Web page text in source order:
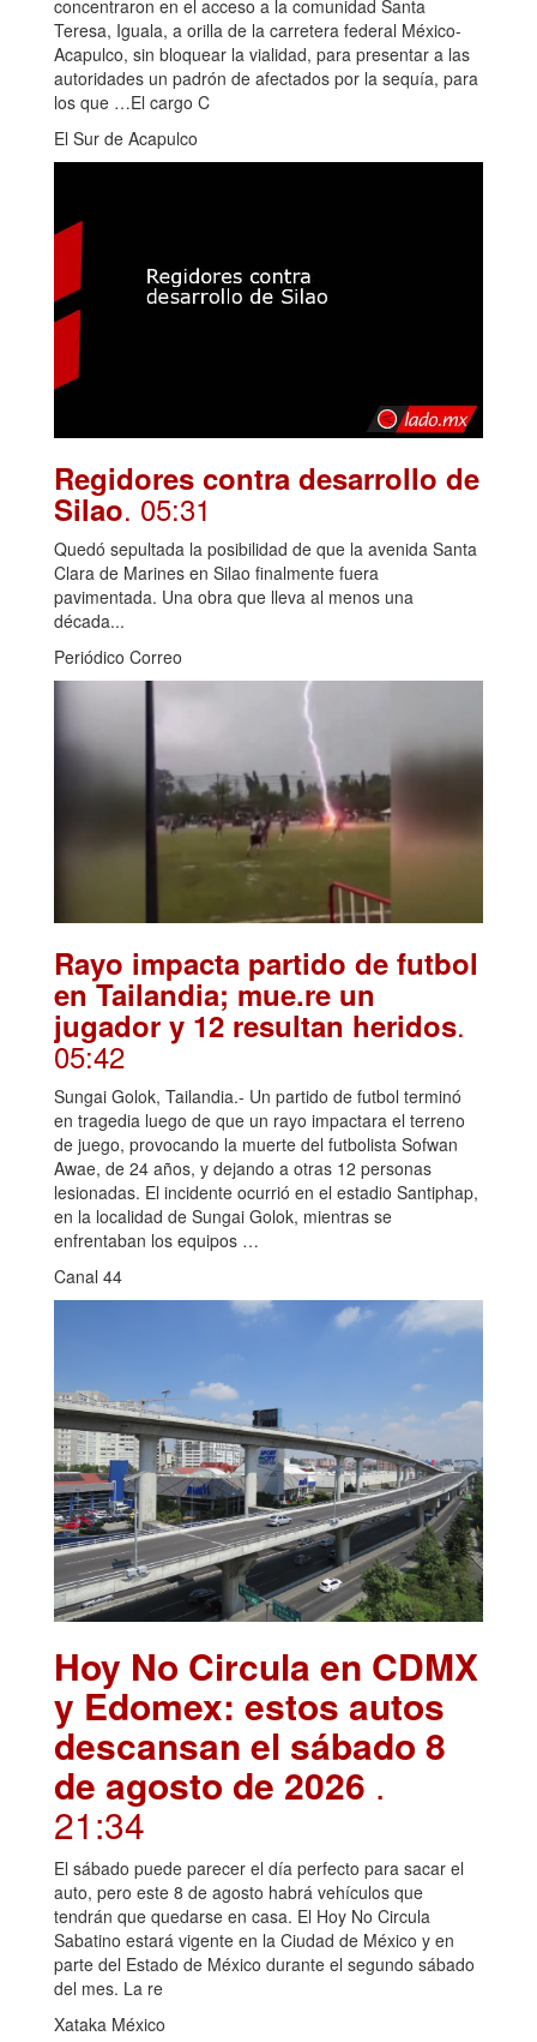
concentraron en el acceso a la comunidad Santa
Teresa, Iguala, a orilla de la carretera federal México-
Acapulco, sin bloquear la vialidad, para presentar a las
autoridades un padrón de afectados por la sequía, para
los que …El cargo C
El Sur de Acapulco
Regidores contra desarrollo de
Silao. 05:31
Quedó sepultada la posibilidad de que la avenida Santa
Clara de Marines en Silao finalmente fuera
pavimentada. Una obra que lleva al menos una
década...
Periódico Correo
Rayo impacta partido de futbol
en Tailandia; mue.re un
jugador y 12 resultan heridos.
05:42
Sungai Golok, Tailandia.- Un partido de futbol terminó
en tragedia luego de que un rayo impactara el terreno
de juego, provocando la muerte del futbolista Sofwan
Awae, de 24 años, y dejando a otras 12 personas
lesionadas. El incidente ocurrió en el estadio Santiphap,
en la localidad de Sungai Golok, mientras se
enfrentaban los equipos …
Canal 44
Hoy No Circula en CDMX
y Edomex: estos autos
descansan el sábado 8
de agosto de 2026 .
21:34
El sábado puede parecer el día perfecto para sacar el
auto, pero este 8 de agosto habrá vehículos que
tendrán que quedarse en casa. El Hoy No Circula
Sabatino estará vigente en la Ciudad de México y en
parte del Estado de México durante el segundo sábado
del mes. La re
Xataka México